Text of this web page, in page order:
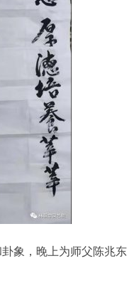
象，晚上为师父陈兆东